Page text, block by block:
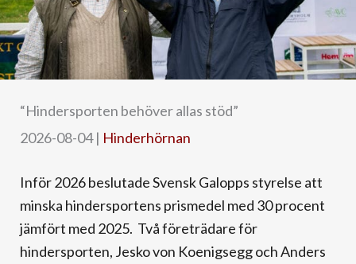
“Hindersporten behöver allas stöd”
2026-08-04| Hinderhörnan
Inför 2026 beslutade Svensk Galopps styrelse att
minska hindersportens prismedel med 30 procent
jämfört med 2025. Två företrädare för
hindersporten, Jesko von Koenigsegg och Anders